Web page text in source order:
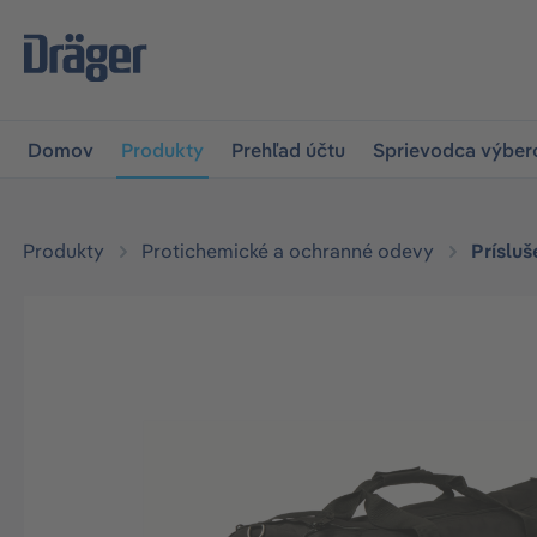
na hlavnú navigáciu
Domov Produkty Prehľad účtu Sprievodca
Produkty Protichemické a ochranné odevy